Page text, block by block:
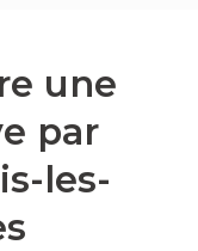
une
par
les-